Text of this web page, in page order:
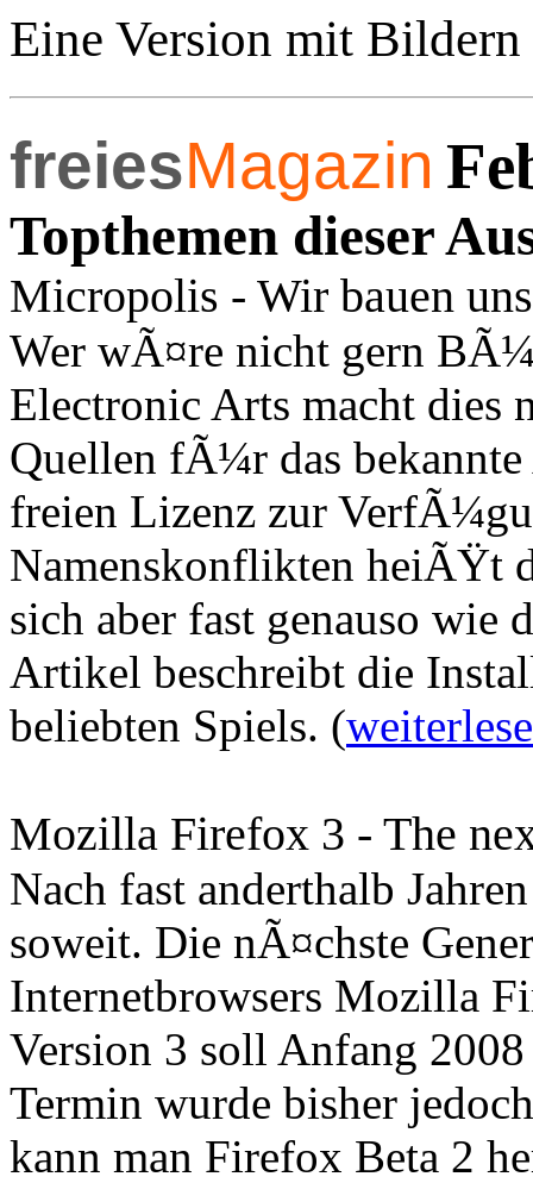
Eine Version mit
freiesMagazin
Topthemen dieser
Micropolis - Wir bauen
Wer wÃ¤re nicht gern
Electronic Arts macht dies
Quellen fÃ¼r das
freien Lizenz zur
Namenskonflikten heiÃŸt
sich aber fast genauso wie
Artikel beschreibt die
beliebten Spiels. (
Mozilla Firefox 3 - The
Nach fast anderthalb
soweit. Die nÃ¤chste
Internetbrowsers Mozilla
Version 3 soll Anfang
Termin wurde bisher
kann man Firefox Beta 2